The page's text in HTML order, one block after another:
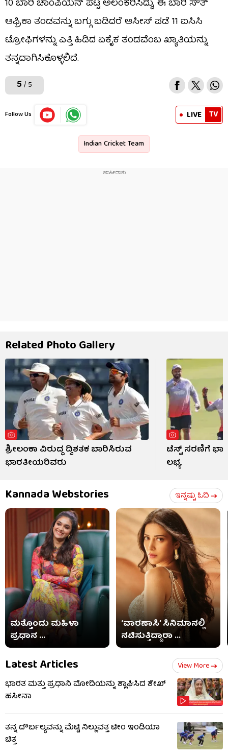
10 ಬಾರಿ ಚಾಂಪಿಯನ್ ಪಟ್ಟ ಅಲಂಕರಿಸಿದ್ದು, ಈ ಬಾರಿ ಸೌತ್
ಆಫ್ರಿಕಾ ತಂಡವನ್ನು ಬಗ್ಗು ಬಡಿದರೆ ಆಸೀಸ್ ಪಡೆ 11 ಐಸಿಸಿ
ಟ್ರೋಫಿಗಳನ್ನು ಎತ್ತಿ ಹಿಡಿದ ಏಕೈಕ ತಂಡವೆಂಬ ಖ್ಯಾತಿಯನ್ನು
ತನ್ನದಾಗಿಸಿಕೊಳ್ಳಲಿದೆ.
5 / 5
Follow Us LIVE TV
Indian Cricket Team
Related Photo Gallery
ಶ್ರೀಲಂಕಾ ವಿರುದ್ಧ ದ್ವಿಶತಕ ಬಾರಿಸಿರುವ
ಭಾರತೀಯರಿವರು
ಟೆಸ್ಟ್ ಸರಣಿಗೆ
ಲಭ್ಯ
Kannada Webstories ಇನ್ನಷ್ಟು ಓದಿ
ಮತ್ತೊಂದು ಮಹಿಳಾ
ಪ್ರಧಾನ ...
‘ವಾರಣಾಸಿ’ ಸಿನಿಮಾನಲ್ಲಿ
ನಟಿಸುತ್ತಿದ್ದಾರಾ ...
Latest Articles View More
ಭಾರತ ಮತ್ತು ಪ್ರಧಾನಿ ಮೋದಿಯನ್ನು ಶ್ಲಾಘಿಸಿದ ಶೇಖ್
ಹಸೀನಾ
ತನ್ನ ದೌರ್ಬಲ್ಯವನ್ನು ಮೆಟ್ಟಿ ನಿಲ್ಲುವತ್ತ ಟೀಂ ಇಂಡಿಯಾ
ಚಿತ್ತ